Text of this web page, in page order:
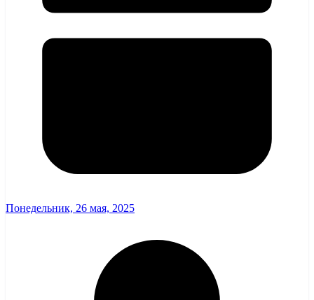
Понедельник, 26 мая, 2025